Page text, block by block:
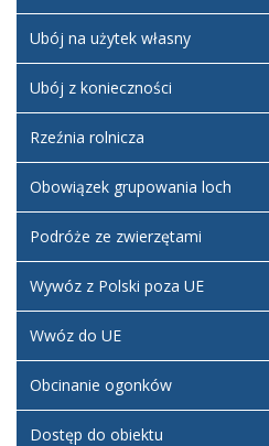
Ubój na użytek własny
Ubój z konieczności
Rzeźnia rolnicza
Obowiązek grupowania loch
Podróże ze zwierzętami
Wywóz z Polski poza UE
Wwóz do UE
Obcinanie ogonków
Dostęp do obiektu